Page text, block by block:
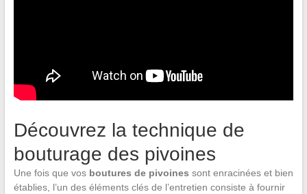
Découvrez la technique de
bouturage des pivoines
Une fois que vos boutures de pivoines sont enracinées et bien
établies, l’un des éléments clés de l’entretien consiste à fournir